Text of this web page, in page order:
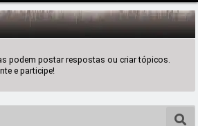
podem postar respostas ou criar tópicos.
e participe!